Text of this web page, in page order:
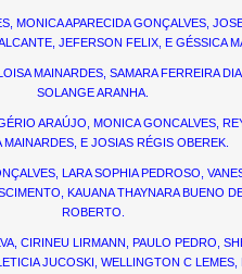
MONICA APARECIDA GONÇALVES,
JEFERSON FELIX, E GÉSSICA
MAINARDES, SAMARA FERREIRA
SOLANGE ARANHA.
ARAÚJO, MONICA GONCALVES,
MAINARDES, E JOSIAS RÉGIS OBEREK.
LARA SOPHIA PEDROSO,
KAUANA THAYNARA BUENO
ROBERTO.
CIRINEU LIRMANN, PAULO PEDRO,
JUCOSKI, WELLINGTON C LEMES,